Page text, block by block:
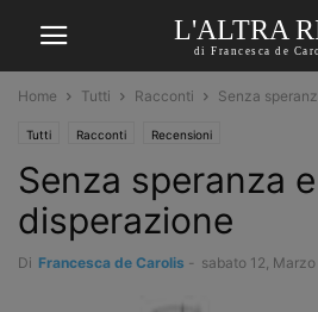
L'ALTRA
di Francesca de
Home Tutti Racconti Senza
Tutti Racconti Recensioni
Senza speranza
disperazione
Di Francesca de Carolis - sabato 12,